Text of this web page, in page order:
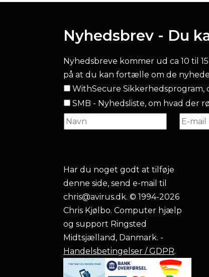
Nyhedsbrev - Du
Nyhedsbreve kommer ud ca 10 til
på at du kan fortælle om de
WithSecure Sikkerhedsprogram,
SMB - Nyhedsliste, om hvad der
Har du noget godt at tilføje
denne side, send e-mail til
chris@avirus.dk. © 1994-2026
Chris Kjølbo. Computer hjælp
og support Ringsted
Midtsjælland, Danmark. -
Handelsbetingelser / GDPR.